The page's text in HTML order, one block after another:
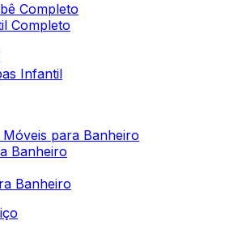
Completo
Completo
Infantil
para Banheiro
Banheiro
Banheiro